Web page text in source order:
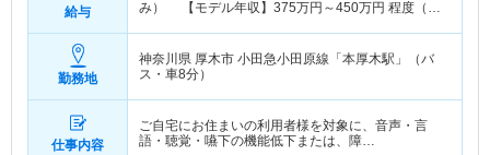
給与
み） 【モデル年収】 375万円～450万円 程度（諸
勤務地
神奈川県 厚木市 小田急小田原線「本厚木駅」（バ
ス・車8分）
仕事内容
ご自宅にお住まいの利用者様を対象に、音声・言
語・聴覚・嚥下の機能低下または、障…